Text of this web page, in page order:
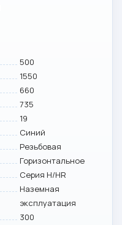
500
1550
660
735
19
Синий
Резьбовая
Горизонтальное
Серия H/HR
Наземная
эксплуатация
300